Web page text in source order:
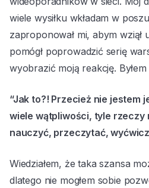
wiele wysiłku wkładam w
zaproponował mi, abym wziął
pomógł poprowadzić serię
wyobrazić moją reakcję.
“Jak to?! Przecież nie jestem
wiele wątpliwości, tyle rzeczy
nauczyć, przeczytać,
Wiedziałem, że taka szansa
dlatego nie mogłem sobie